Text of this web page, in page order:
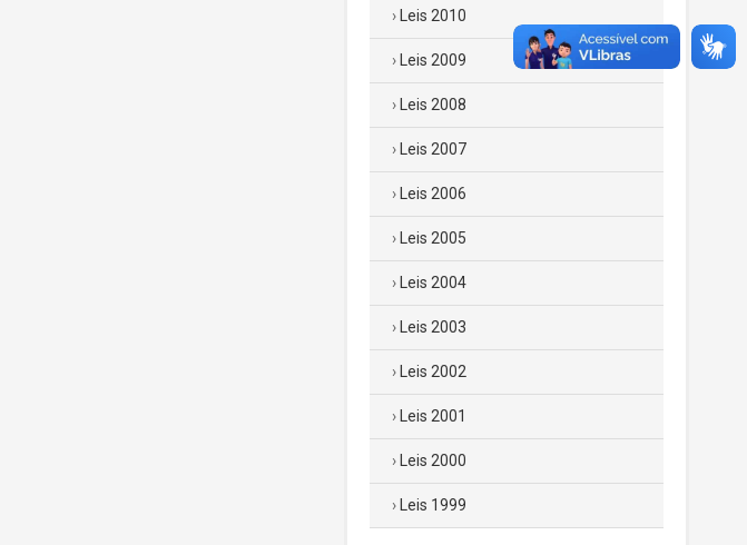
Leis 2010
Leis 2009
Leis 2008
Leis 2007
Leis 2006
Leis 2005
Leis 2004
Leis 2003
Leis 2002
Leis 2001
Leis 2000
Leis 1999